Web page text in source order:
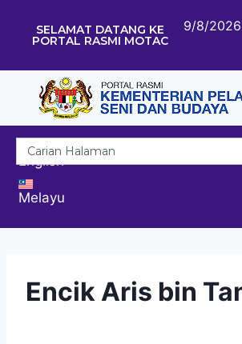
SELAMAT DATANG KE
PORTAL RASMI MOTAC
9/8/
English
Melayu
Encik Aris bin